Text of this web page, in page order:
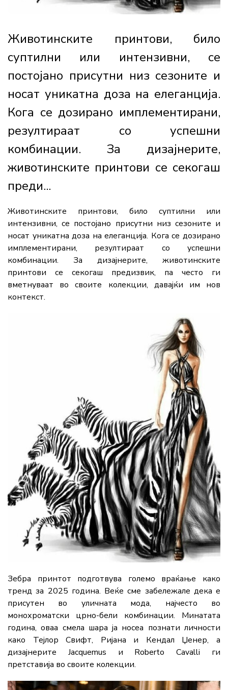
Животинските принтови, било
суптилни или интензивни, се
постојано присутни низ сезоните и
носат уникатна доза на елеганција.
Кога се дозирано имплементирани,
резултираат со успешни
комбинации. За дизајнерите,
животинските принтови се секогаш
преди...
Животинските принтови, било суптилни или
интензивни, се постојано присутни низ сезоните и
носат уникатна доза на елеганција. Кога се дозирано
имплементирани, резултираат со успешни
комбинации. За дизајнерите, животинските
принтови се секогаш предизвик, па често ги
вметнуваат во своите колекции, давајќи им нов
контекст.
Зебра принтот подготвува големо враќање како
тренд за 2025 година. Веќе сме забележале дека е
присутен во уличната мода, најчесто во
монохроматски црно-бели комбинации. Минатата
година, оваа смела шара ја носеа познати личности
како Тејлор Свифт, Ријана и Кендал Џенер, а
дизајнерите Jacquemus и Roberto Cavalli ги
претставија во своите колекции.